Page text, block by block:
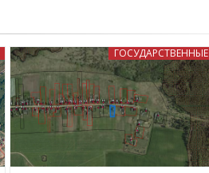
ГОСУДАРСТВЕННЫЕ